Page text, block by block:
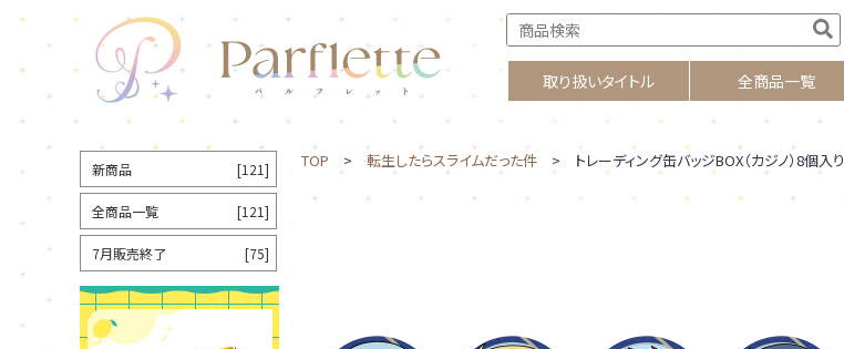
取り扱いタイトル 全商品一覧
TOP > 転生したらスライムだった件 > トレーディング缶バッジBOX（カジノ）8個入り
新商品 [121]
全商品一覧 [121]
7月販売終了 [75]